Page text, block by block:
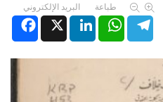
طباعة
البريد الإلكتروني
XLinkedInWhatsAppTelegram